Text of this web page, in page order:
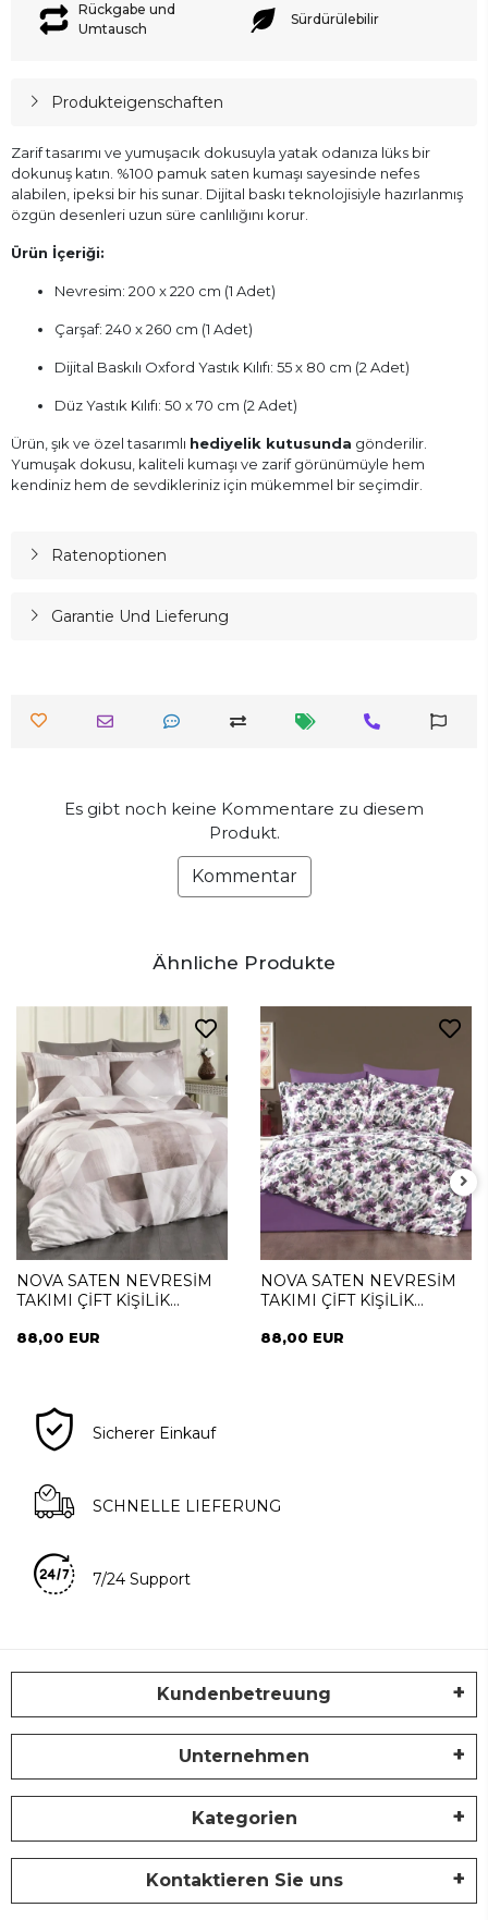
Rückgabe und
Umtausch
Sürdürülebilir
Produkteigenschaften
Zarif tasarımı ve yumuşacık dokusuyla yatak odanıza lüks bir
dokunuş katın. %100 pamuk saten kumaşı sayesinde nefes
alabilen, ipeksi bir his sunar. Dijital baskı teknolojisiyle hazırlanmış
özgün desenleri uzun süre canlılığını korur.
Ürün İçeriği:
Nevresim: 200 x 220 cm (1 Adet)
Çarşaf: 240 x 260 cm (1 Adet)
Dijital Baskılı Oxford Yastık Kılıfı: 55 x 80 cm (2 Adet)
Düz Yastık Kılıfı: 50 x 70 cm (2 Adet)
Ürün, şık ve özel tasarımlı hediyelik kutusunda gönderilir.
Yumuşak dokusu, kaliteli kumaşı ve zarif görünümüyle hem
kendiniz hem de sevdikleriniz için mükemmel bir seçimdir.
Ratenoptionen
Garantie Und Lieferung
Es gibt noch keine Kommentare zu diesem
Produkt.
Kommentar
Ähnliche Produkte
NOVA SATEN NEVRESİM
TAKIMI ÇİFT KİŞİLİK
88,00 EUR
NOVA SATEN NEVRESİM
TAKIMI ÇİFT KİŞİLİK
88,00 EUR
Sicherer Einkauf
SCHNELLE LIEFERUNG
7/24 Support
Kundenbetreuung
Unternehmen
Kategorien
Kontaktieren Sie uns